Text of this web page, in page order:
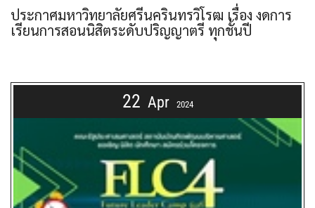
ประกาศมหาวิทยาลัยศรีนครินทรวิโรฒ เรื่อง งดการ
เรียนการสอนนิสิตระดับปริญญาตรี ทุกชั้นปี
22 Apr 2024